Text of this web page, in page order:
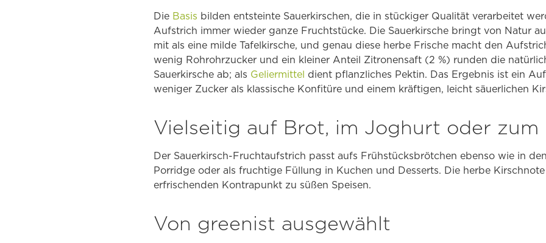
Die Basis bilden entsteinte Sauerkirschen, die in stückiger Qualität verarbeitet
Aufstrich immer wieder ganze Fruchtstücke. Die Sauerkirsche bringt von Natur
mit als eine milde Tafelkirsche, und genau diese herbe Frische macht den
wenig Rohrohrzucker und ein kleiner Anteil Zitronensaft (2 %) runden die
Sauerkirsche ab; als Geliermittel dient pflanzliches Pektin. Das Ergebnis ist ein
weniger Zucker als klassische Konfitüre und einem kräftigen, leicht säuerlichen
Vielseitig auf Brot, im Joghurt oder zum
Der Sauerkirsch-Fruchtaufstrich passt aufs Frühstücksbrötchen ebenso wie in
Porridge oder als fruchtige Füllung in Kuchen und Desserts. Die herbe
erfrischenden Kontrapunkt zu süßen Speisen.
Von greenist ausgewählt